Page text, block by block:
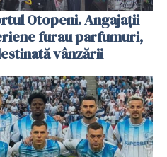
Otopeni. Angajații
furau parfumuri,
vânzării